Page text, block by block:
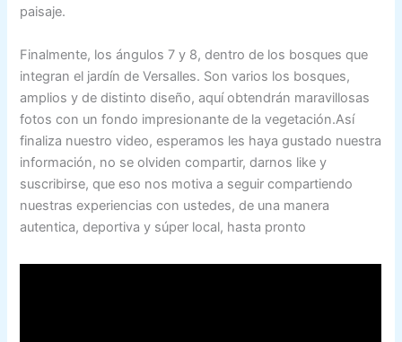
paisaje.
Finalmente, los ángulos 7 y 8, dentro de los bosques que
integran el jardín de Versalles. Son varios los bosques,
amplios y de distinto diseño, aquí obtendrán maravillosas
fotos con un fondo impresionante de la vegetación.Así
finaliza nuestro video, esperamos les haya gustado nuestra
información, no se olviden compartir, darnos like y
suscribirse, que eso nos motiva a seguir compartiendo
nuestras experiencias con ustedes, de una manera
autentica, deportiva y súper local, hasta pronto